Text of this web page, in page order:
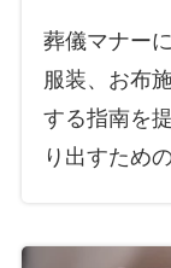
葬儀マナー
服装、お布
する指南を
り出すため